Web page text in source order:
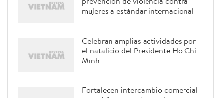
Efectúan en Vietnam curso sobre
mujeres a estándar internacional
Celebran amplias actividades por
Minh